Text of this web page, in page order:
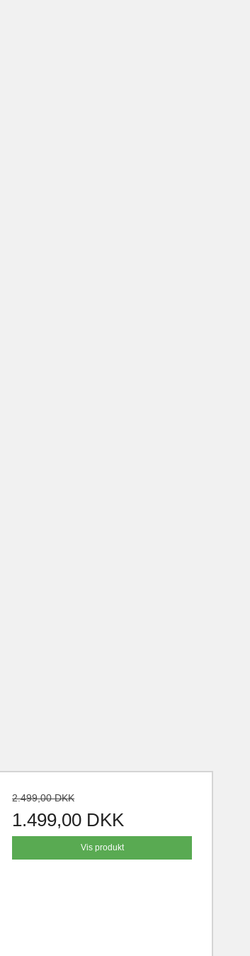
2.499,00 DKK
1.499,00 DKK
Vis produkt